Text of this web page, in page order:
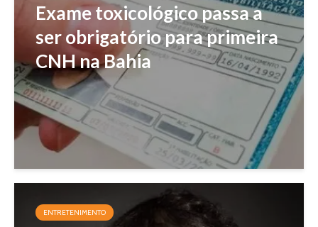
Exame toxicológico passa a
ser obrigatório para primeira
CNH na Bahia
ENTRETENIMENTO